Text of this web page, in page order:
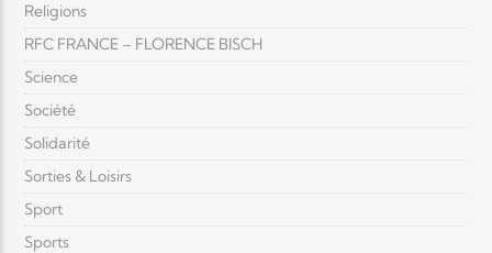
Religions
RFC FRANCE – FLORENCE BISCH
Science
Société
Solidarité
Sorties & Loisirs
Sport
Sports